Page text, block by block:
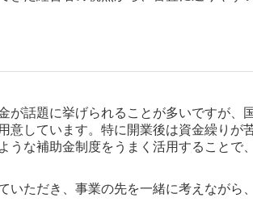
が話題に挙げられることが多いですが、
意しています。特に開業後は資金繰りが
うな補助金制度をうまく活用することで
いただき、事業の先を一緒に考えながら